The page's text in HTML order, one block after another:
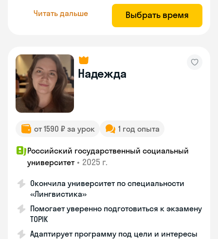
Читать дальше Выбрать время
Надежда
от 1590 ₽ за урок 1 год опыта
Российский государственный социальный
университет • 2025 г.
Окончила университет по специальности
«Лингвистика»
Помогает уверенно подготовиться к экзамену
TOPIK
Адаптирует программу под цели и интересы